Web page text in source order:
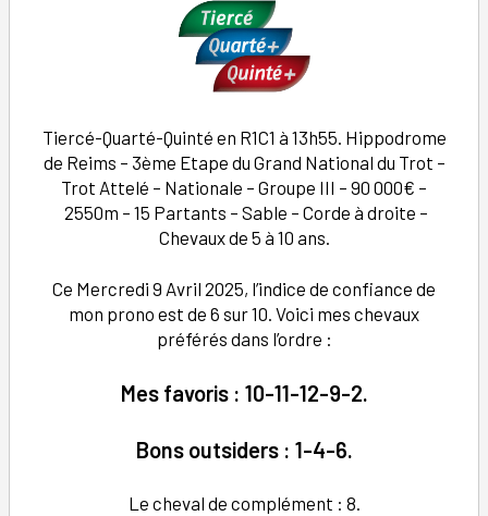
Tiercé-Quarté-Quinté en R1C1 à 13h55. Hippodrome
de Reims – 3ème Etape du Grand National du Trot –
Trot Attelé – Nationale – Groupe III – 90 000€ –
2550m – 15 Partants – Sable – Corde à droite –
Chevaux de 5 à 10 ans.
Ce Mercredi 9 Avril 2025, l’indice de confiance de
mon prono est de 6 sur 10. Voici mes chevaux
préférés dans l’ordre :
Mes favoris : 10-11-12-9-2.
Bons outsiders : 1-4-6.
Le cheval de complément : 8.